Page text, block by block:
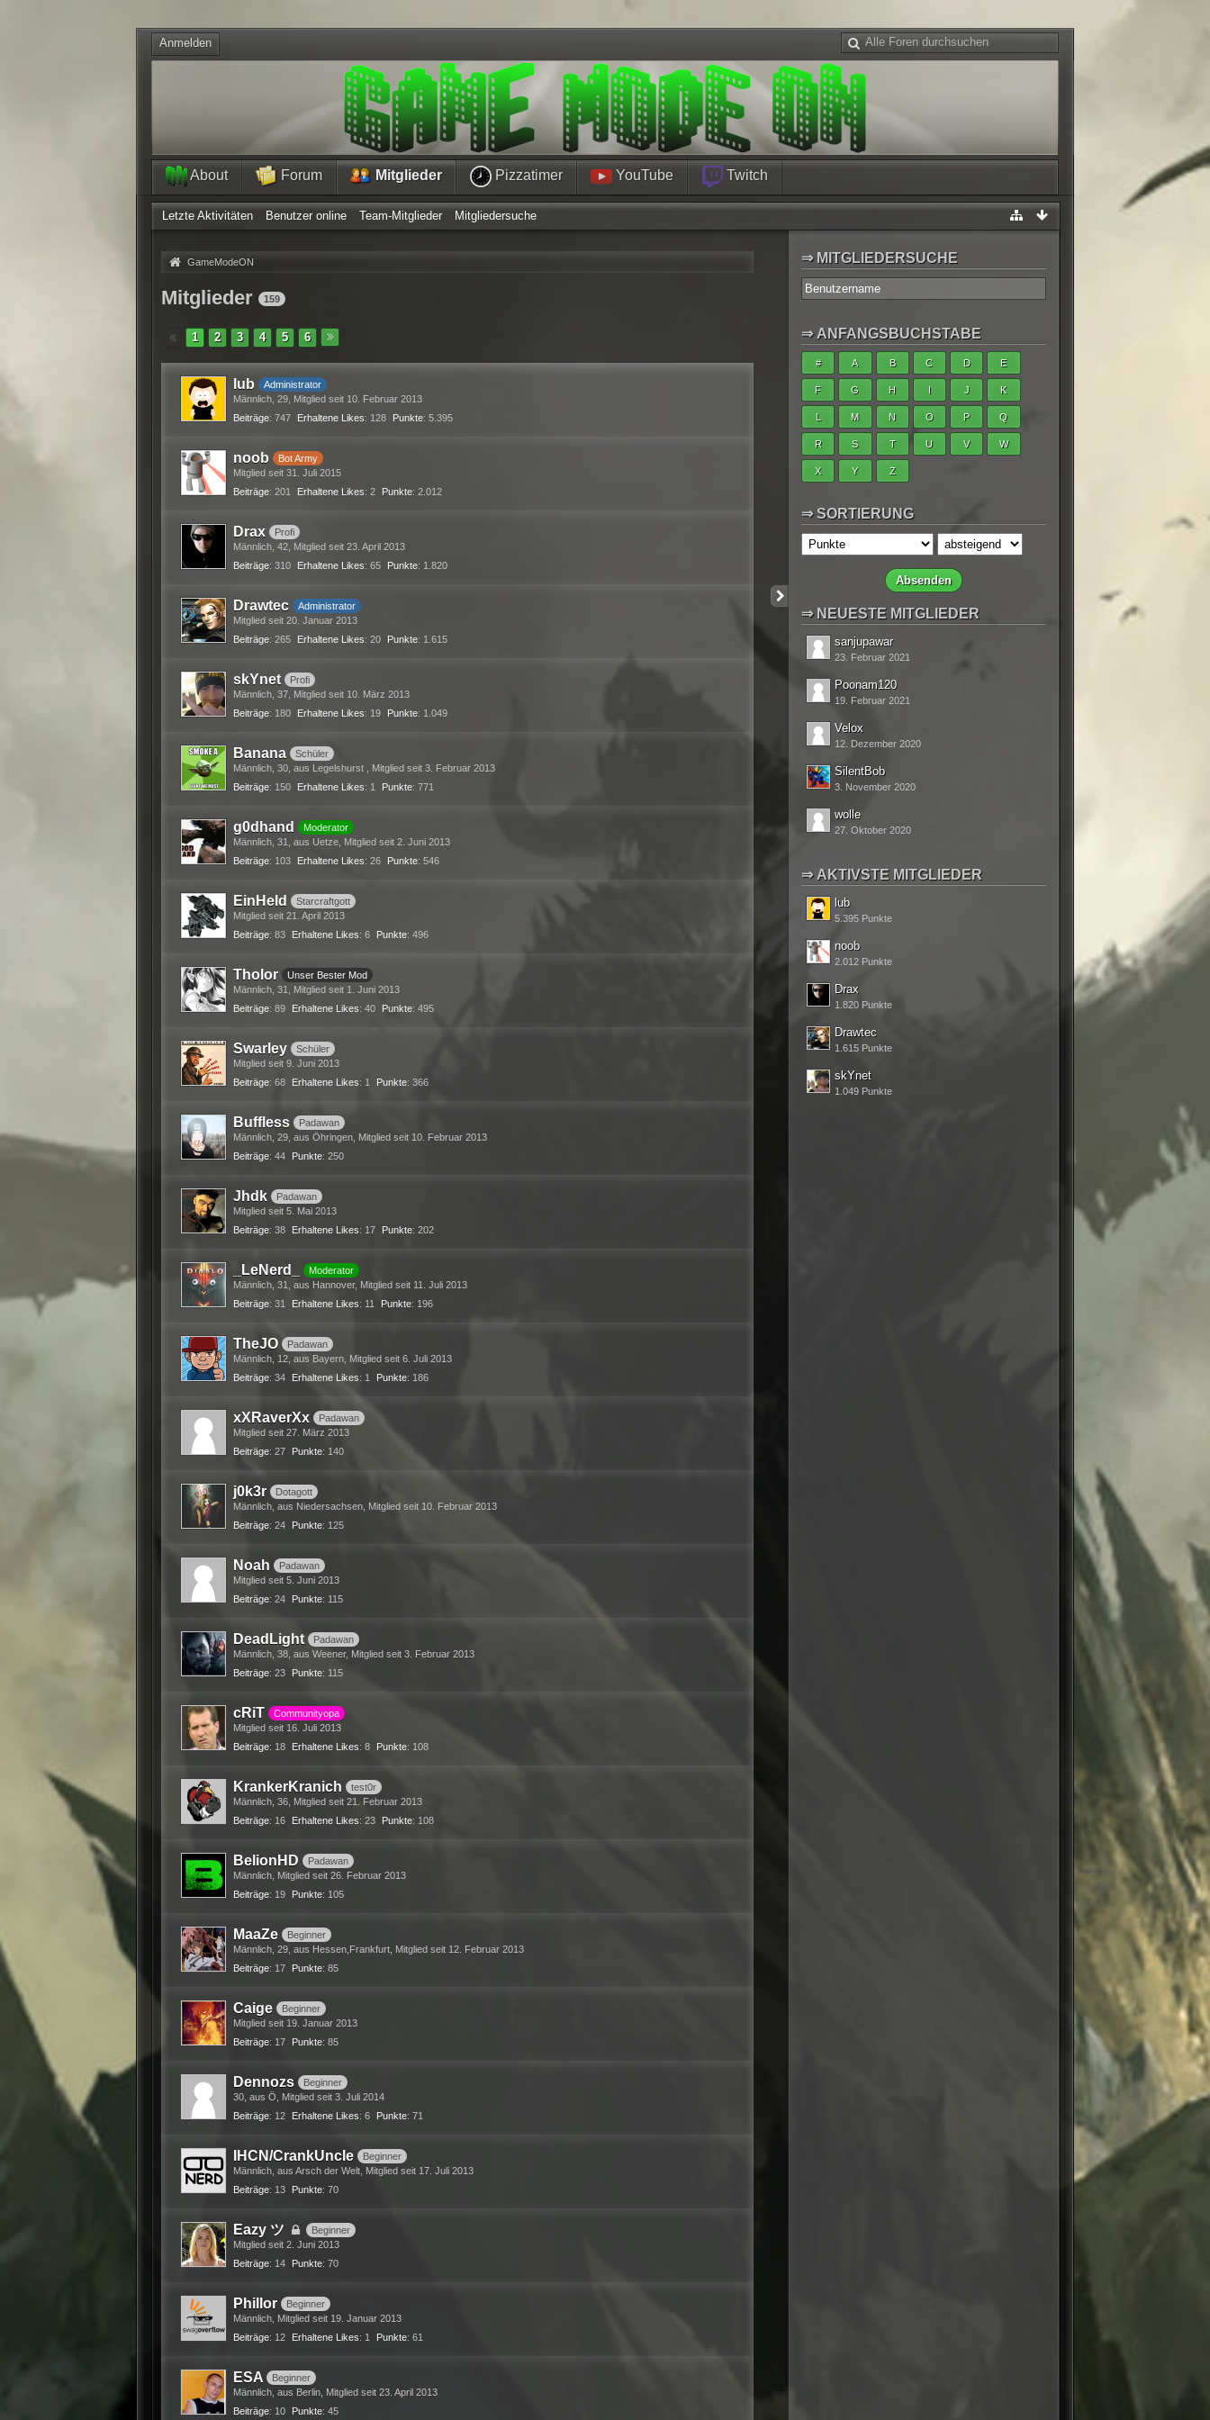
Anmelden
About Forum Mitglieder Pizzatimer YouTube Twitch
Letzte Aktivitäten Benutzer online Team-Mitglieder Mitgliedersuche
GameModeON
Mitglieder
159
1 2 3 4 5 6
lub
Administrator
Männlich 29 Mitglied seit 10. Februar 2013
Beiträge 747 Erhaltene Likes 128 Punkte 5.395
noob
Bot Army
Mitglied seit 31. Juli 2015
Beiträge 201 Erhaltene Likes 2 Punkte 2.012
Drax
Profi
Männlich 42 Mitglied seit 23. April 2013
Beiträge 310 Erhaltene Likes 65 Punkte 1.820
Drawtec
Administrator
Mitglied seit 20. Januar 2013
Beiträge 265 Erhaltene Likes 20 Punkte 1.615
skYnet
Profi
Männlich 37 Mitglied seit 10. März 2013
Beiträge 180 Erhaltene Likes 19 Punkte 1.049
Banana
Schüler
Männlich 30 aus Legelshurst
Mitglied seit 3. Februar 2013
Beiträge 150 Erhaltene Likes 1 Punkte 771
g0dhand
Moderator
Männlich 31 aus Uetze Mitglied seit 2. Juni 2013
Beiträge 103 Erhaltene Likes 26 Punkte 546
EinHeld
Starcraftgott
Mitglied seit 21. April 2013
Beiträge 83 Erhaltene Likes 6 Punkte 496
Tholor
Unser Bester Mod
Männlich 31
Mitglied seit 1. Juni 2013
Beiträge 89 Erhaltene Likes 40 Punkte 495
Swarley
Schüler
Mitglied seit 9. Juni 2013
Beiträge 68 Erhaltene Likes 1 Punkte 366
Buffless
Padawan
Männlich 29 aus Öhringen Mitglied seit 10. Februar 2013
Beiträge 44 Punkte 250
Jhdk
Padawan
Mitglied seit 5. Mai 2013
Beiträge 38 Erhaltene Likes 17 Punkte 202
_LeNerd_
Moderator
Männlich 31 aus Hannover Mitglied seit 11. Juli 2013
Beiträge 31 Erhaltene Likes 11 Punkte 196
TheJO
Padawan
Männlich 12 aus Bayern Mitglied seit 6. Juli 2013
Beiträge 34 Erhaltene Likes 1 Punkte 186
xXRaverXx
Padawan
Mitglied seit 27. März 2013
Beiträge 27 Punkte 140
j0k3r
Dotagott
Männlich aus Niedersachsen Mitglied seit 10. Februar 2013
Beiträge 24 Punkte 125
Noah
Padawan
Mitglied seit 5. Juni 2013
Beiträge 24 Punkte 115
DeadLight
Padawan
Männlich 38 aus Weener Mitglied seit 3. Februar 2013
Beiträge 23 Punkte 115
cRiT
Communityopa
Mitglied seit 16. Juli 2013
Beiträge 18 Erhaltene Likes 8 Punkte 108
KrankerKranich
test0r
Männlich 36 Mitglied seit 21. Februar 2013
Beiträge 16 Erhaltene Likes 23 Punkte 108
BelionHD
Padawan
Männlich Mitglied seit 26. Februar 2013
Beiträge 19 Punkte 105
MaaZe
Beginner
Männlich 29 aus Hessen,Frankfurt Mitglied seit 12. Februar 2013
Beiträge 17 Punkte 85
Caige
Beginner
Mitglied seit 19. Januar 2013
Beiträge 17 Punkte 85
Dennozs
Beginner
30 aus Ö
Mitglied seit 3. Juli 2014
Beiträge 12 Erhaltene Likes 6 Punkte 71
IHCN/CrankUncle
Beginner
Männlich aus Arsch der Welt Mitglied seit 17. Juli 2013
Beiträge 13 Punkte 70
Eazy ツ
Beginner
Mitglied seit 2. Juni 2013
Beiträge 14 Punkte 70
Phillor
Beginner
Männlich Mitglied seit 19. Januar 2013
Beiträge 12 Erhaltene Likes 1 Punkte 61
ESA
Beginner
Männlich aus Berlin Mitglied seit 23. April 2013
Beiträge 10 Punkte 45
MITGLIEDERSUCHE
ANFANGSBUCHSTABE
# A B C D E
F G H I J K
L M N O P Q
R S T U V W
X Y Z
SORTIERUNG
NEUESTE MITGLIEDER
sanjupawar
23. Februar 2021
Poonam120
19. Februar 2021
Velox
12. Dezember 2020
SilentBob
3. November 2020
wolle
27. Oktober 2020
AKTIVSTE MITGLIEDER
lub
5.395 Punkte
noob
2.012 Punkte
Drax
1.820 Punkte
Drawtec
1.615 Punkte
skYnet
1.049 Punkte